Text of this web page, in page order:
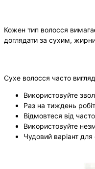
Кожен тип волосся
доглядати за сухим,
Сухе волосся часто
Використовуйте
Раз на тиждень
Відмовтеся від
Використовуйте
Чудовий варіант